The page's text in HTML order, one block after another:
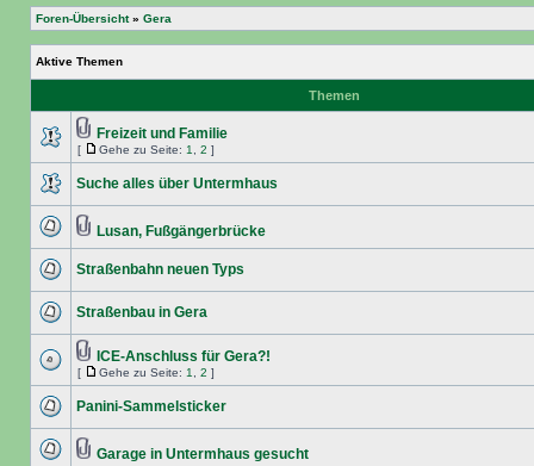
Foren-Übersicht» Gera
Aktive Themen
Themen
Freizeit und Familie
[ Gehe zu Seite: 1 2 ]
Suche alles über Untermhaus
Lusan, Fußgängerbrücke
Straßenbahn neuen Typs
Straßenbau in Gera
ICE-Anschluss für Gera?!
[ Gehe zu Seite: 1 2 ]
Panini-Sammelsticker
Garage in Untermhaus gesucht